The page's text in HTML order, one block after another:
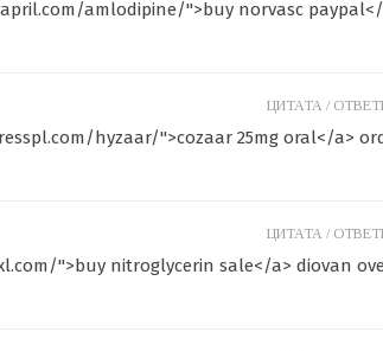
amlodipine/">buy norvasc
hyzaar/">cozaar 25mg oral</a>
ЦИТАТА /
">buy nitroglycerin sale</a> diovan
ЦИТАТА /